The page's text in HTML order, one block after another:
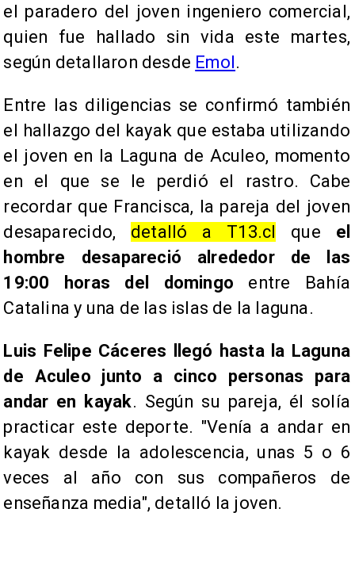
el paradero del joven ingeniero comercial,
quien fue hallado sin vida este martes,
según detallaron desde Emol.
Entre las diligencias se confirmó también
el hallazgo del kayak que estaba utilizando
el joven en la Laguna de Aculeo, momento
en el que se le perdió el rastro. Cabe
recordar que Francisca, la pareja del joven
desaparecido, detalló a T13.cl que el
hombre desapareció alrededor de las
19:00 horas del domingo entre Bahía
Catalina y una de las islas de la laguna.
Luis Felipe Cáceres llegó hasta la Laguna
de Aculeo junto a cinco personas para
andar en kayak. Según su pareja, él solía
practicar este deporte. "Venía a andar en
kayak desde la adolescencia, unas 5 o 6
veces al año con sus compañeros de
enseñanza media", detalló la joven.